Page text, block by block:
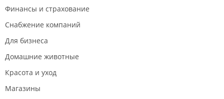
Финансы и страхование
Снабжение компаний
Для бизнеса
Домашние животные
Красота и уход
Магазины